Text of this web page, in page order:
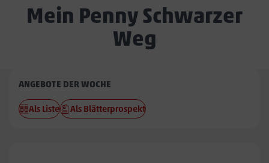
Mein Penny Schwarzer
Weg
Penny
Schwarzer
Weg
ANGEBOTE DER WOCHE
Als Liste Als Blätterprospekt